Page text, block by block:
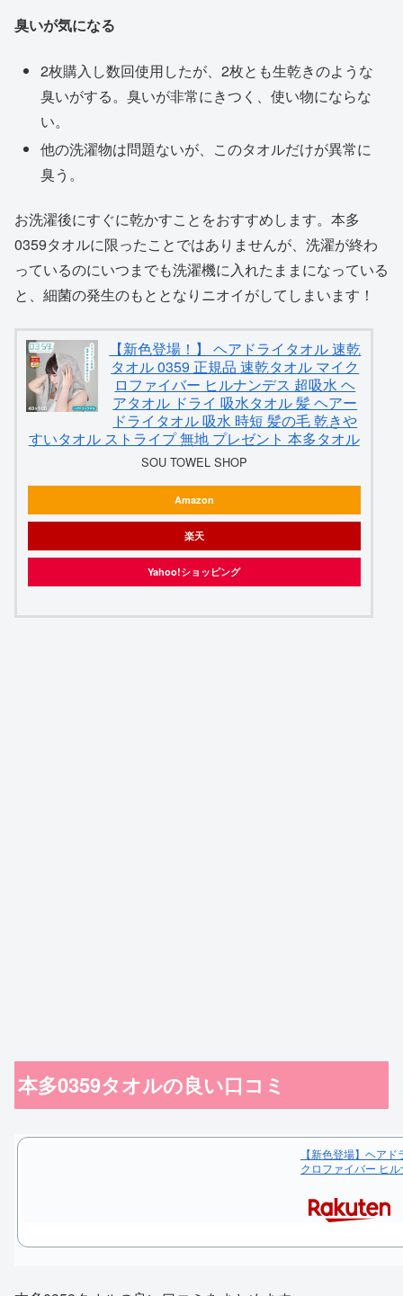
臭いが気になる
2枚購入し数回使用したが、2枚とも生乾きのような
臭いがする。臭いが非常にきつく、使い物にならな
い。
他の洗濯物は問題ないが、このタオルだけが異常に
臭う。
お洗濯後にすぐに乾かすことをおすすめします。本多
0359タオルに限ったことではありませんが、洗濯が終わ
っているのにいつまでも洗濯機に入れたままになっている
と、細菌の発生のもととなりニオイがしてしまいます！
【新色登場！】 ヘアドライタオル 速乾
タオル 0359 正規品 速乾タオル マイク
ロファイバー ヒルナンデス 超吸水 ヘ
アタオル ドライ 吸水タオル 髪 ヘアー
ドライタオル 吸水 時短 髪の毛 乾きや
すいタオル ストライプ 無地 プレゼント 本多タオル
SOU TOWEL SHOP
Amazon
楽天
Yahoo!ショッピング
本多0359タオルの良い口コミ
【新色登場】ヘア
クロファイバー ヒ